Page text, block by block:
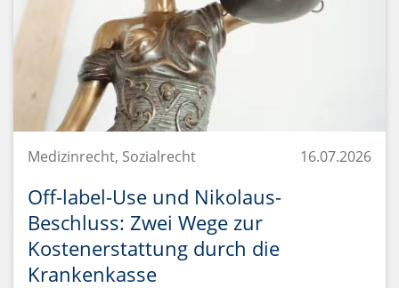
Medizinrecht, Sozialrecht 16.07.2026
Off-label-Use und Nikolaus-
Beschluss: Zwei Wege zur
Kostenerstattung durch die
Krankenkasse